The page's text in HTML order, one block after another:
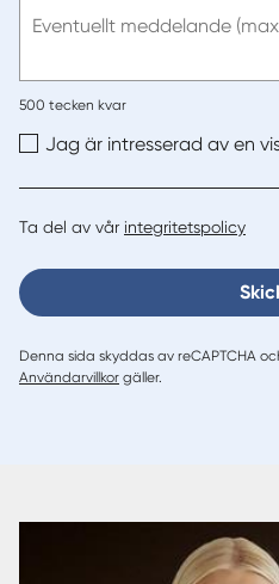
post
Eventuellt meddelande
500 tecken kvar
Jag är intresserad av en
Ta del av vår integritetspolicy
Denna sida skyddas av reCAPTCHA
Användarvillkor gäller.